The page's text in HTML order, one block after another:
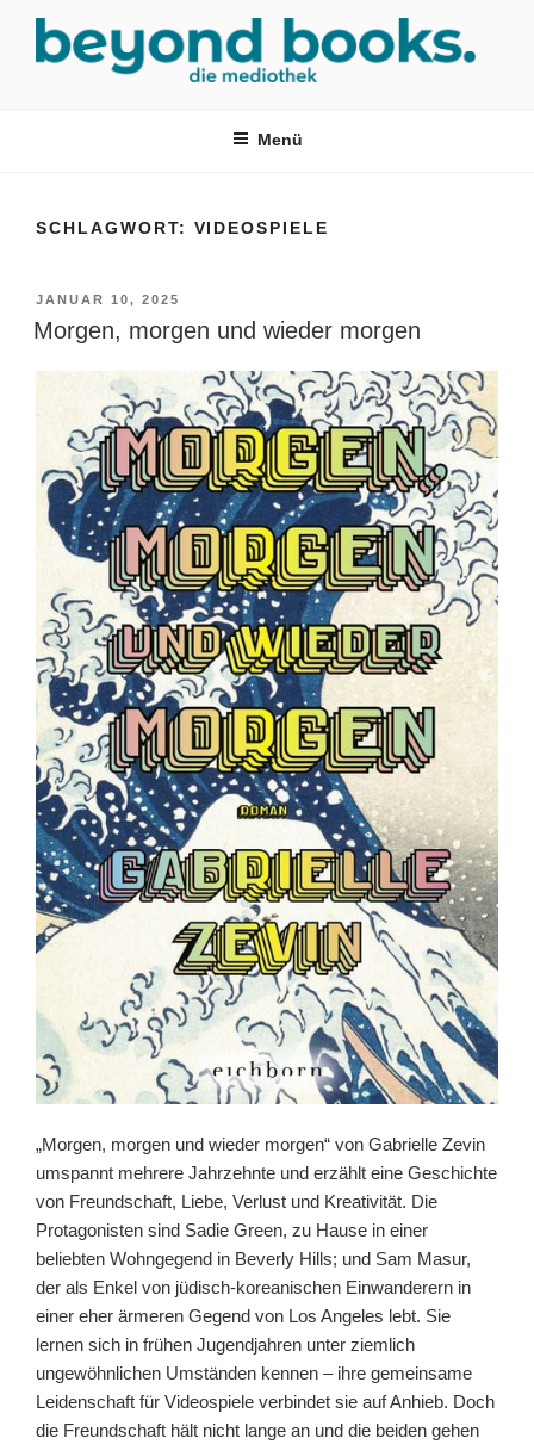
springen
Menü
SCHLAGWORT: VIDEOSPIELE
VERÖFFENTLICHT
AM
JANUAR 10, 2025
Morgen, morgen und wieder morgen
„Morgen, morgen und wieder morgen“ von Gabrielle Zevin
umspannt mehrere Jahrzehnte und erzählt eine Geschichte
von Freundschaft, Liebe, Verlust und Kreativität. Die
Protagonisten sind Sadie Green, zu Hause in einer
beliebten Wohngegend in Beverly Hills; und Sam Masur,
der als Enkel von jüdisch-koreanischen Einwanderern in
einer eher ärmeren Gegend von Los Angeles lebt. Sie
lernen sich in frühen Jugendjahren unter ziemlich
ungewöhnlichen Umständen kennen – ihre gemeinsame
Leidenschaft für Videospiele verbindet sie auf Anhieb. Doch
die Freundschaft hält nicht lange an und die beiden gehen